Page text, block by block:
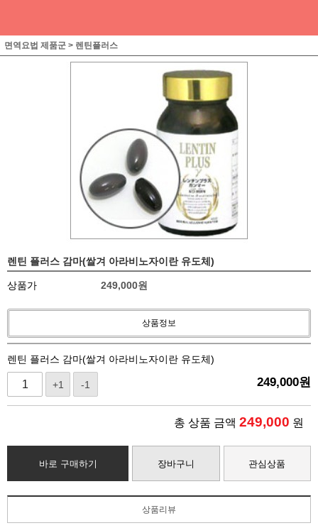
면역요법 제품군 > 렌틴플러스
렌틴 플러스 감마(쌀겨 아라비노자이란 유도체)
상품가 249,000원
상품정보
렌틴 플러스 감마(쌀겨 아라비노자이란 유도체)
+1 -1 249,000원
총 상품 금액 249,000 원
바로 구매하기 장바구니 관심상품
상품리뷰